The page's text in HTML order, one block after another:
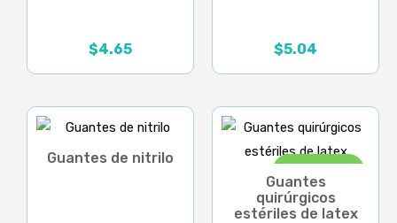
$4.65 $5.04
Guantes de nitrilo
¡Oferta!
Guantes
quirúrgicos
estériles de latex